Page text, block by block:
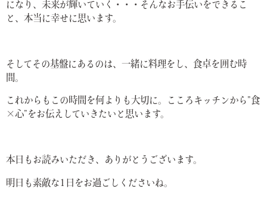
になり、未来が輝いていく・・・そんなお手伝いをできるこ
と、本当に幸せに思います。
そしてその基盤にあるのは、一緒に料理をし、食卓を囲む時
間。
これからもこの時間を何よりも大切に。こころキッチンから”食
×心”をお伝えしていきたいと思います。
本日もお読みいただき、ありがとうございます。
明日も素敵な1日をお過ごしくださいね。